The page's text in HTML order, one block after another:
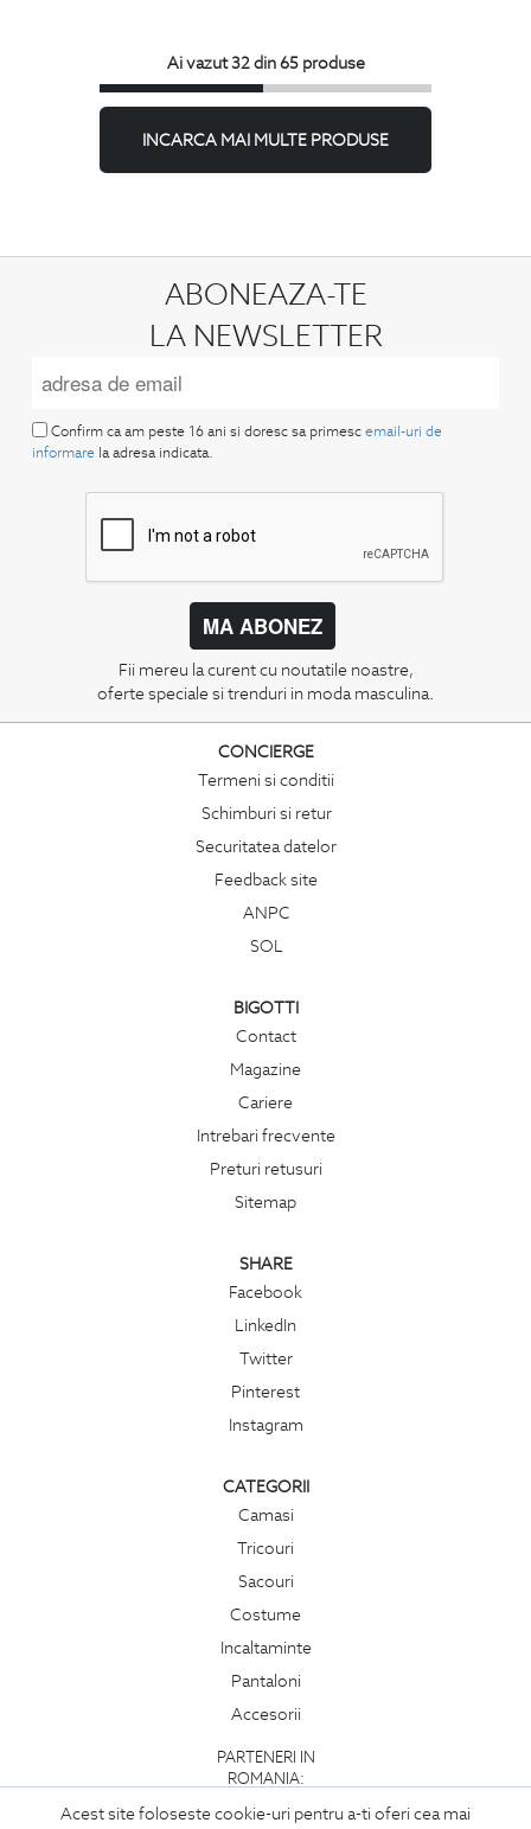
Acest site foloseste cookie-uri pentru a-ti oferi cea mai
Ai vazut 32 din 65 produse
INCARCA MAI MULTE PRODUSE
ABONEAZA-TE
LA NEWSLETTER
Confirm ca am peste 16 ani si doresc sa primesc email-uri de
informare la adresa indicata.
MA ABONEZ
Fii mereu la curent cu noutatile noastre,
oferte speciale si trenduri in moda masculina.
CONCIERGE
Termeni si conditii
Schimburi si retur
Securitatea datelor
Feedback site
ANPC
SOL
BIGOTTI
Contact
Magazine
Cariere
Intrebari frecvente
Preturi retusuri
Sitemap
SHARE
Facebook
LinkedIn
Twitter
Pinterest
Instagram
CATEGORII
Camasi
Tricouri
Sacouri
Costume
Incaltaminte
Pantaloni
Accesorii
PARTENERI IN
ROMANIA: